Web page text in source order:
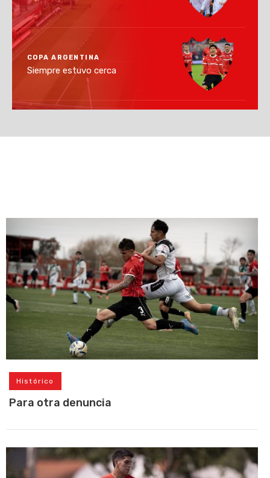
COPA ARGENTINA
Siempre estuvo cerca
Histórico
Para otra denuncia